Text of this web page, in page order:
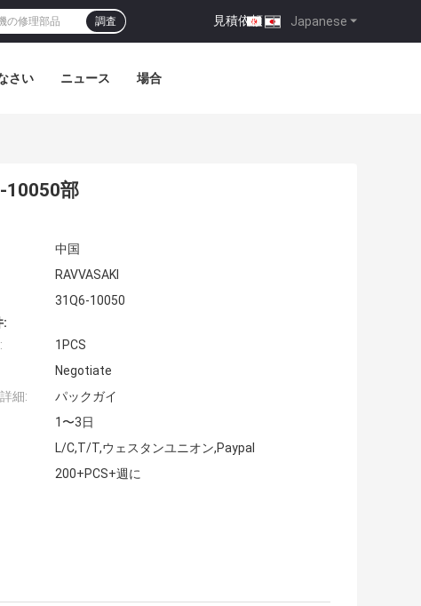
Japanese
見積依頼 |
調査
さい ニュース 場合
10050部
中国
RAVVASAKI
31Q6-10050
:
1PCS
Negotiate
細:
パックガイ
1〜3日
L/C,T/T,ウェスタンユニオン,Paypal
200+PCS+週に